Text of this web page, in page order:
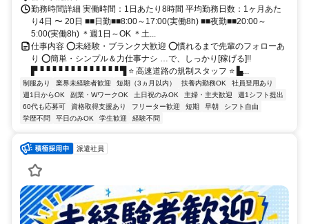
勤務時間詳細 実働時間：1日あたり8時間 平均勤務日数：1ヶ月あた
り4日 〜 20日 ■■日勤■■8:00～17:00(実働8h) ■■夜勤■■20:00～
5:00(実働8h) ＊週1日～OK ＊土...
仕事内容 ⭕未経験・ブランク大歓迎 ⭕慣れるまで先輩のフォローあ
り ⭕簡単・シンプル＆力仕事ナシ …で、しっかり[稼げる]!!
▛▝▝▝▝▝▝▝▝▝▝▝▝▝ ▜ ⭐ 高速道路の規制スタッフ ⭐ ▙...
制服あり 業界未経験者歓迎 短期（3ヵ月以内） 扶養内勤務OK
社員登用あり
週1日からOK
副業・WワークOK 土日祝のみOK 主婦・主夫歓迎
週1シフト提出
60代も応募可
資格取得支援あり フリーター歓迎 短期 早朝
シフト自由
学歴不問
平日のみOK 学生歓迎 経験不問
派遣社員